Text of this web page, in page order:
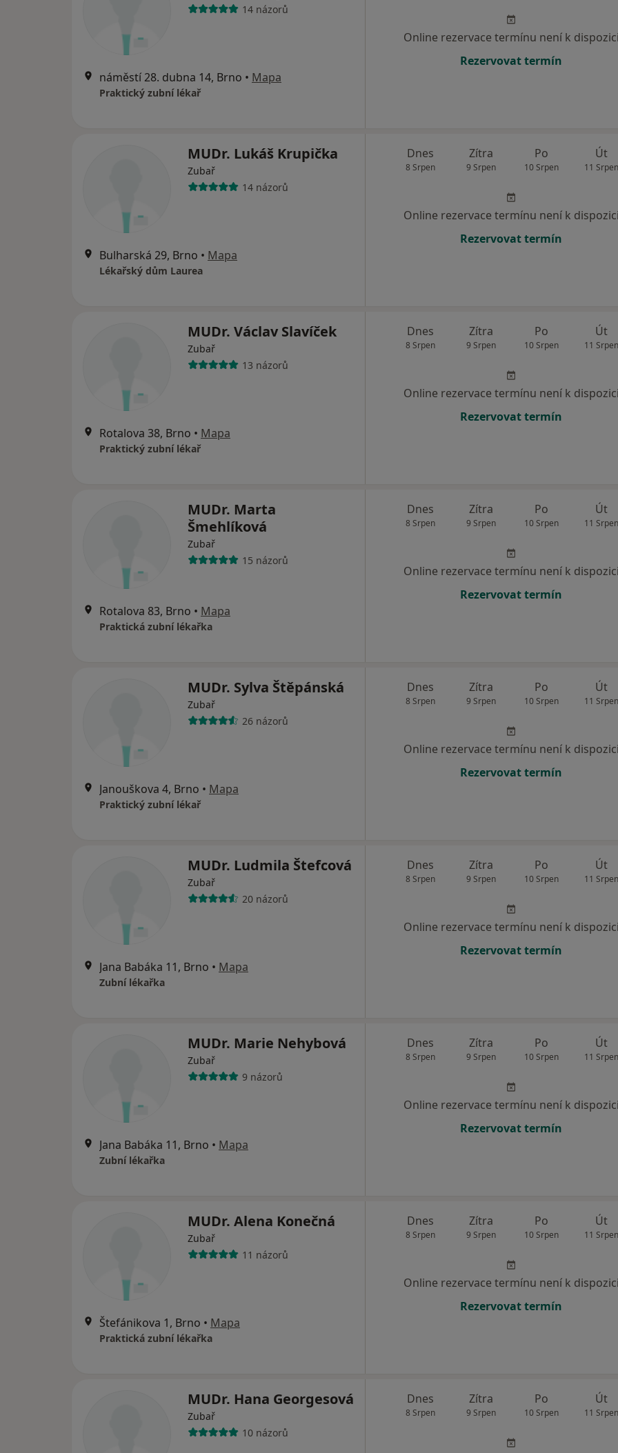
14 názorů
náměstí 28. dubna 14, Brno • Mapa
Praktický zubní lékař
Online rezervace termínu není k dispozici
Rezervovat termín
MUDr. Lukáš Krupička
Zubař
14 názorů
Bulharská 29, Brno • Mapa
Lékařský dům Laurea
Dnes
8 Srpen
Zítra
9 Srpen
Po
10 Srpen
Út
11 Srpen
Online rezervace termínu není k dispozici
Rezervovat termín
MUDr. Václav Slavíček
Zubař
13 názorů
Rotalova 38, Brno • Mapa
Praktický zubní lékař
Dnes
8 Srpen
Zítra
9 Srpen
Po
10 Srpen
Út
11 Srpen
Online rezervace termínu není k dispozici
Rezervovat termín
MUDr. Marta
Šmehlíková
Zubař
15 názorů
Rotalova 83, Brno • Mapa
Praktická zubní lékařka
Dnes
8 Srpen
Zítra
9 Srpen
Po
10 Srpen
Út
11 Srpen
Online rezervace termínu není k dispozici
Rezervovat termín
MUDr. Sylva Štěpánská
Zubař
26 názorů
Janouškova 4, Brno • Mapa
Praktický zubní lékař
Dnes
8 Srpen
Zítra
9 Srpen
Po
10 Srpen
Út
11 Srpen
Online rezervace termínu není k dispozici
Rezervovat termín
MUDr. Ludmila Štefcová
Zubař
20 názorů
Jana Babáka 11, Brno • Mapa
Zubní lékařka
Dnes
8 Srpen
Zítra
9 Srpen
Po
10 Srpen
Út
11 Srpen
Online rezervace termínu není k dispozici
Rezervovat termín
MUDr. Marie Nehybová
Zubař
9 názorů
Jana Babáka 11, Brno • Mapa
Zubní lékařka
Dnes
8 Srpen
Zítra
9 Srpen
Po
10 Srpen
Út
11 Srpen
Online rezervace termínu není k dispozici
Rezervovat termín
MUDr. Alena Konečná
Zubař
11 názorů
Štefánikova 1, Brno • Mapa
Praktická zubní lékařka
Dnes
8 Srpen
Zítra
9 Srpen
Po
10 Srpen
Út
11 Srpen
Online rezervace termínu není k dispozici
Rezervovat termín
MUDr. Hana Georgesová
Zubař
10 názorů
Dnes
8 Srpen
Zítra
9 Srpen
Po
10 Srpen
Út
11 Srpen